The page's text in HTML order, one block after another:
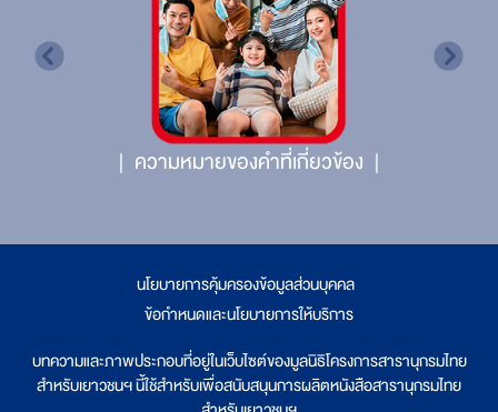
ความหมายของคำที่เกี่ยวข้อง
นโยบายการคุ้มครองข้อมูลส่วนบุคคล
ข้อกำหนดและนโยบายการให้บริการ
บทความและภาพประกอบที่อยู่ในเว็บไซต์ของมูลนิธิโครงการสารานุกรมไทย
สำหรับเยาวชนฯ นี้ใช้สำหรับเพื่อสนับสนุนการผลิตหนังสือสารานุกรมไทย